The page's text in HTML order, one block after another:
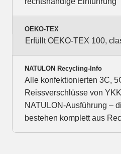
OEKO-TEX
Erfüllt OEKO-TEX 100,
NATULON Recycling-Info
Alle konfektionierten 3C,
Reissverschlüsse von
NATULON-Ausführung –
bestehen komplett aus